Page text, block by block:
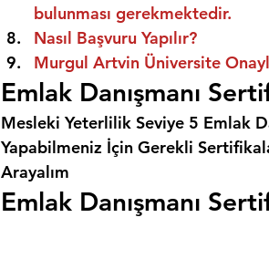
bulunması gerekmektedir.
Nasıl Başvuru Yapılır?
Murgul Artvin Üniversite
Emlak Danışmanı
Mesleki Yeterlilik Seviye 5 Emlak
Yapabilmeniz İçin Gerekli
Arayalım
Emlak Danışmanı